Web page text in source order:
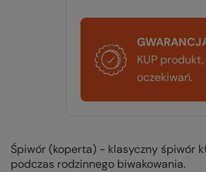
KUP
oczekiwań.
Śpiwór (koperta) - klasyczny śpiwór
podczas rodzinnego biwakowania.